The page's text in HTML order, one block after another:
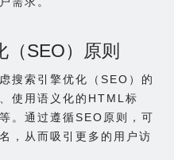
SEO）原则
搜索引擎优化（SEO）的
使用语义化的HTML标
。通过遵循SEO原则，可
，从而吸引更多的用户访